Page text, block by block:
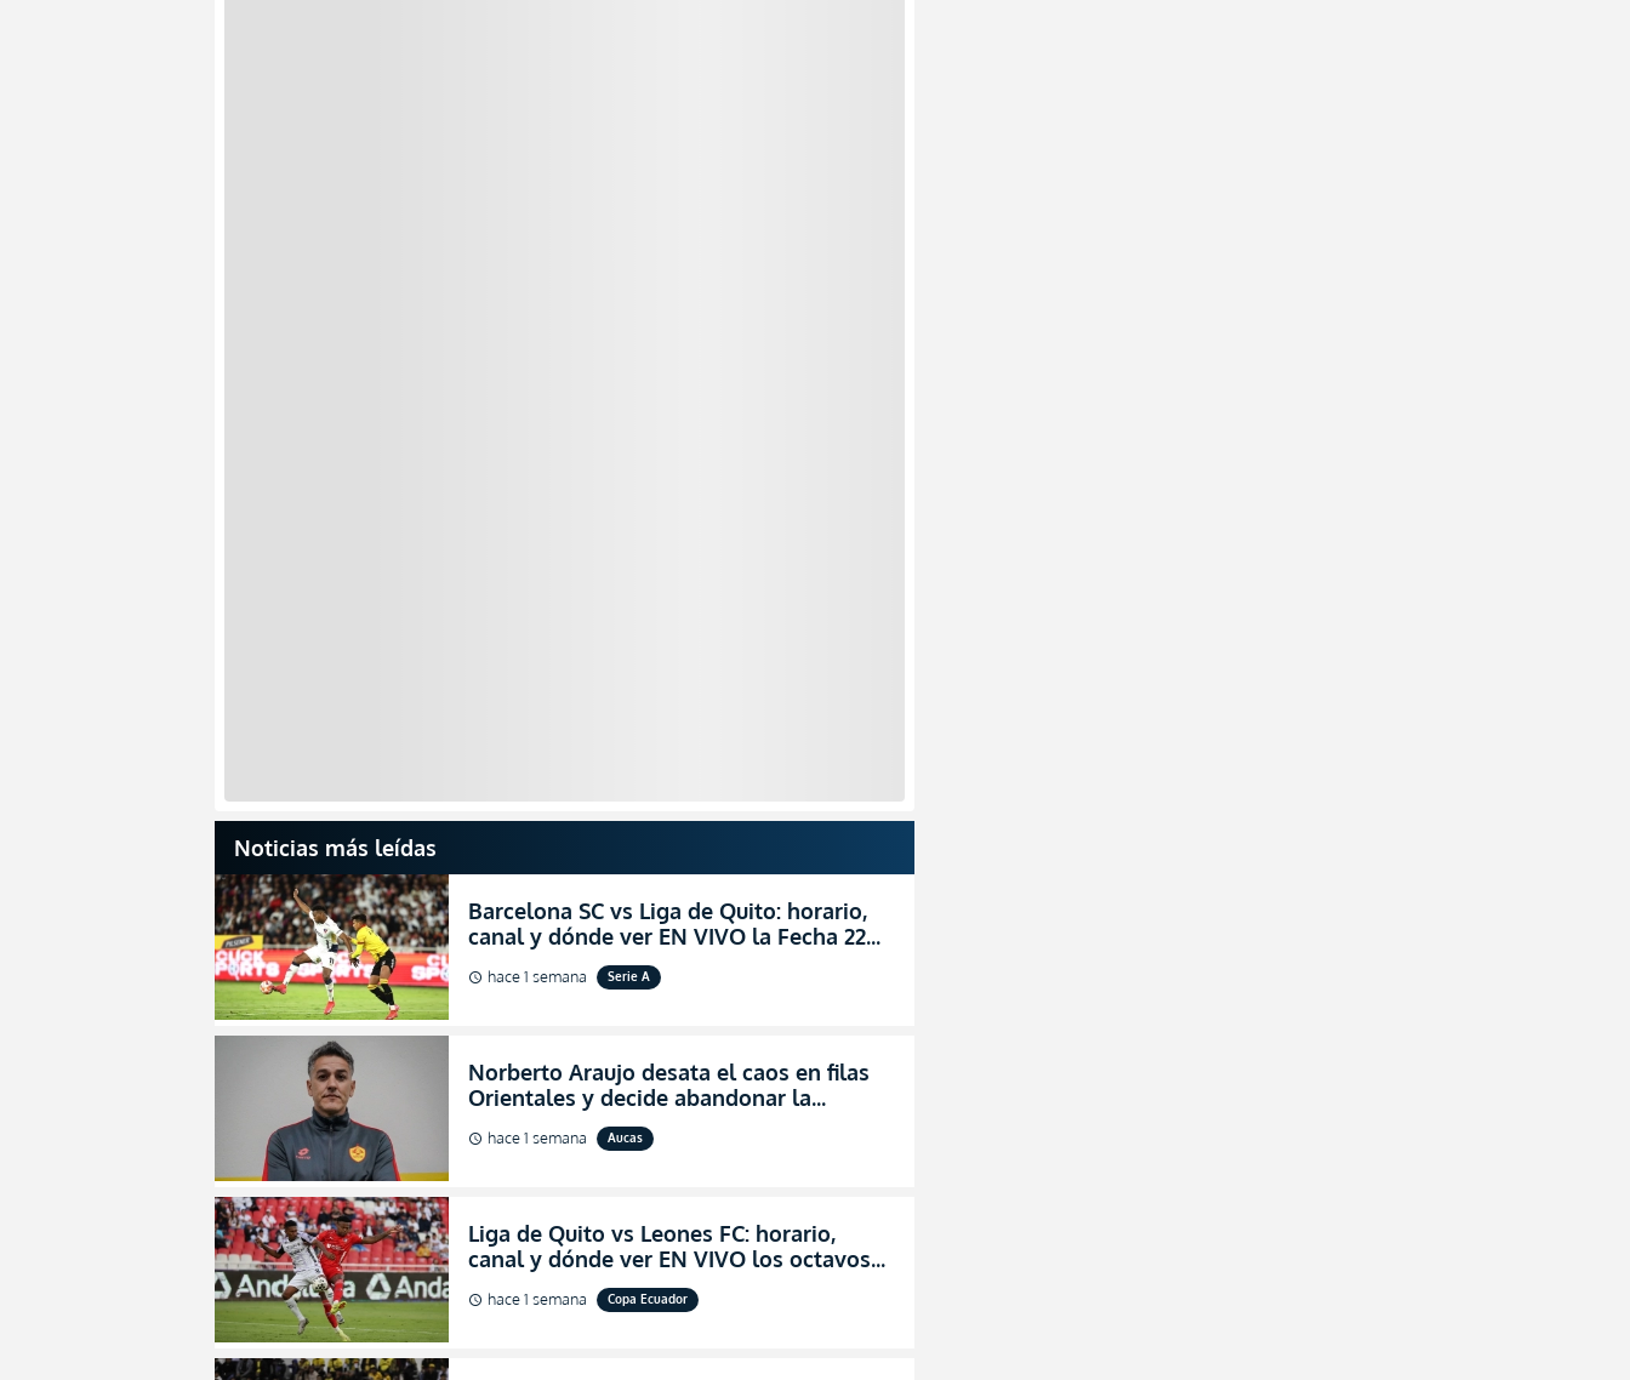
Noticias más leídas
Barcelona SC vs Liga de Quito: horario,
canal y dónde ver EN VIVO la Fecha 22
de la LigaPro 2026
schedule hace 1 semana Serie A
Norberto Araujo desata el caos en filas
Orientales y decide abandonar la
dirección técnica de Aucas
schedule hace 1 semana Aucas
Liga de Quito vs Leones FC: horario,
canal y dónde ver EN VIVO los octavos
de final de la Copa Ecuador 2026
schedule hace 1 semana Copa Ecuador